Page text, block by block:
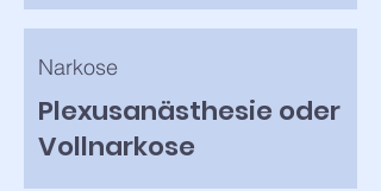
Narkose
Plexusanästhesie oder
Vollnarkose